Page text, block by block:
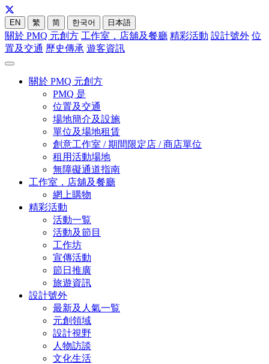
EN 繁 简 한국어 日本語
關於 PMQ 元創方 工作室，店舖及餐廳 精彩活動 設計號外 位
置及交通 歷史傳承 遊客資訊
關於 PMQ 元創方
PMQ 是
位置及交通
場地簡介及設施
單位及場地租賃
創意工作室 / 期間限定店 / 商店單位
租用活動場地
無障礙通道指南
工作室，店舖及餐廳
網上購物
精彩活動
活動一覧
活動及節目
工作坊
宣傳活動
節日推廣
旅遊資訊
設計號外
最新及人氣一覧
元創領域
設計視野
人物訪談
文化生活